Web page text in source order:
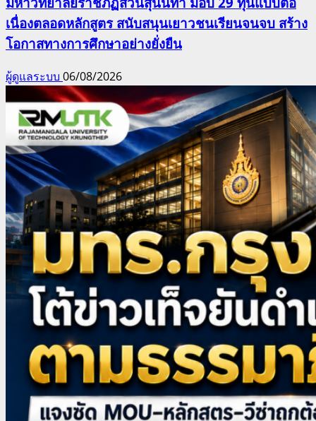
เนื่องตลอดหลักสูตร สนับสนุนเยาวชนเรียนจนจบ สร้าง
โอกาสทางการศึกษาอย่างยั่งยืน
ผู้ดูแลระบบ 06/08/2026